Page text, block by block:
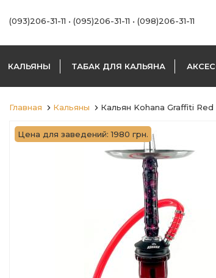
(093)206-31-11 • (095)206-31-11 • (098)206-31-11
КАЛЬЯНЫ ТАБАК ДЛЯ КАЛЬЯНА
Главная Кальяны Кальян Kohana Graffiti Red
Цена для заведений: 1980 грн.